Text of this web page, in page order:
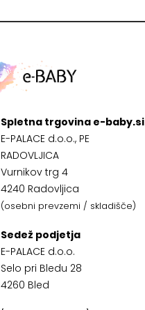
Spletna trgovina e-baby.si
E-PALACE d.o.o., PE
RADOVLJICA
Vurnikov trg 4
4240 Radovljica
(osebni prevzemi / skladišče)
Sedež podjetja
E-PALACE d.o.o.
Selo pri Bledu 28
4260 Bled